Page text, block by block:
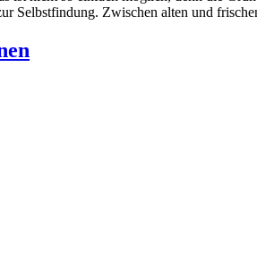
Selbstfindung. Zwischen alten und